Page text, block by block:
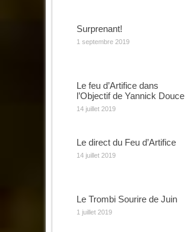
Surprenant!
1 septembre 2019
Le feu d’Artifice dans
l’Objectif de Yannick Douce
14 juillet 2019
Le direct du Feu d’Artifice
14 juillet 2019
Le Trombi Sourire de Juin
1 juillet 2019